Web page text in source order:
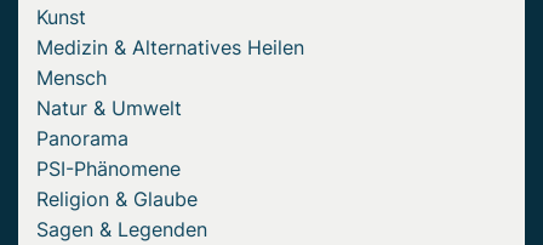
Kunst
Medizin & Alternatives Heilen
Mensch
Natur & Umwelt
Panorama
PSI-Phänomene
Religion & Glaube
Sagen & Legenden